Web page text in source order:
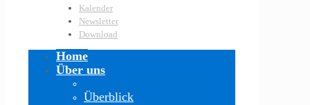
Kalender
Newsletter
Download
Home
Über uns
Überblick